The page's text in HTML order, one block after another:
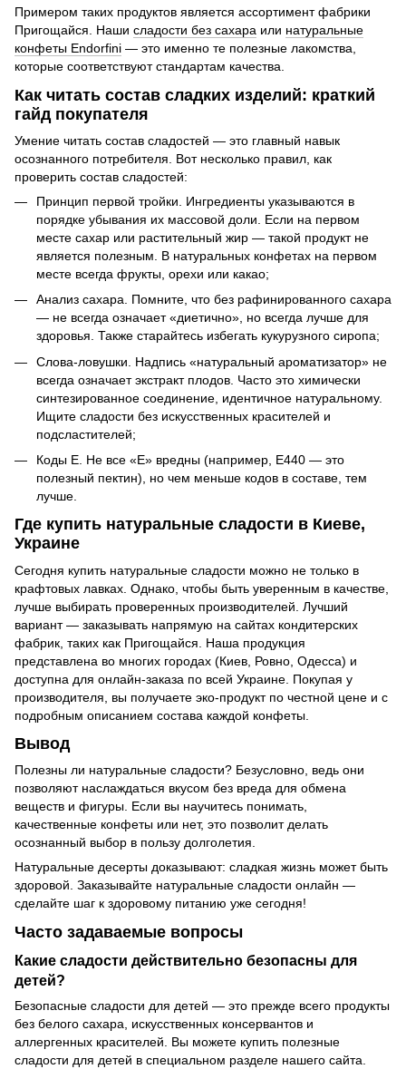
Примером таких продуктов является ассортимент фабрики
Пригощайся. Наши сладости без сахара или натуральные
конфеты Endorfini — это именно те полезные лакомства,
которые соответствуют стандартам качества.
Как читать состав сладких изделий: краткий
гайд покупателя
Умение читать состав сладостей — это главный навык
осознанного потребителя. Вот несколько правил, как
проверить состав сладостей:
Принцип первой тройки. Ингредиенты указываются в
порядке убывания их массовой доли. Если на первом
месте сахар или растительный жир — такой продукт не
является полезным. В натуральных конфетах на первом
месте всегда фрукты, орехи или какао;
Анализ сахара. Помните, что без рафинированного сахара
— не всегда означает «диетично», но всегда лучше для
здоровья. Также старайтесь избегать кукурузного сиропа;
Слова-ловушки. Надпись «натуральный ароматизатор» не
всегда означает экстракт плодов. Часто это химически
синтезированное соединение, идентичное натуральному.
Ищите сладости без искусственных красителей и
подсластителей;
Коды Е. Не все «Е» вредны (например, Е440 — это
полезный пектин), но чем меньше кодов в составе, тем
лучше.
Где купить натуральные сладости в Киеве,
Украине
Сегодня купить натуральные сладости можно не только в
крафтовых лавках. Однако, чтобы быть уверенным в качестве,
лучше выбирать проверенных производителей. Лучший
вариант — заказывать напрямую на сайтах кондитерских
фабрик, таких как Пригощайся. Наша продукция
представлена во многих городах (Киев, Ровно, Одесса) и
доступна для онлайн-заказа по всей Украине. Покупая у
производителя, вы получаете эко-продукт по честной цене и с
подробным описанием состава каждой конфеты.
Вывод
Полезны ли натуральные сладости? Безусловно, ведь они
позволяют наслаждаться вкусом без вреда для обмена
веществ и фигуры. Если вы научитесь понимать,
качественные конфеты или нет, это позволит делать
осознанный выбор в пользу долголетия.
Натуральные десерты доказывают: сладкая жизнь может быть
здоровой. Заказывайте натуральные сладости онлайн —
сделайте шаг к здоровому питанию уже сегодня!
Часто задаваемые вопросы
Какие сладости действительно безопасны для
детей?
Безопасные сладости для детей — это прежде всего продукты
без белого сахара, искусственных консервантов и
аллергенных красителей. Вы можете купить полезные
сладости для детей в специальном разделе нашего сайта.